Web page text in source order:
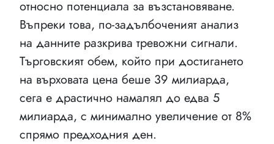
относно потенциала за възстановяване.
Въпреки това, по-задълбоченият анализ
на данните разкрива тревожни сигнали.
Търговският обем, който при достигането
на върховата цена беше 39 милиарда,
сега е драстично намалял до едва 5
милиарда, с минимално увеличение от 8%
спрямо предходния ден.